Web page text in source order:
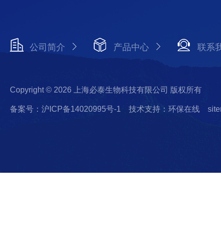
公司简介 产品中心 联系
Copyright © 2026 上海必泰生物科技有限公司 版权所有
备案号：沪ICP备14020995号-1 技术支持：环保在线